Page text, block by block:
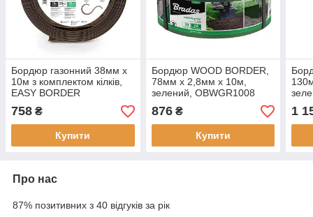
Бордюр газонний 38мм х
10м з комплектом кілків,
EASY BORDER
коричневий,
OBEBR3810SET
758 ₴
Купити
Бордюр WOOD BORDER,
78мм х 2,8мм х 10м,
зелений, OBWGR1008
876₴
Купити
1
Про нас
87% позитивних з 40 відгуків за рік